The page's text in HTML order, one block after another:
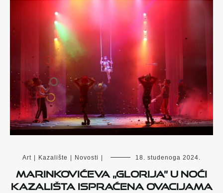
Art Kazalište Novosti 18. studenoga 2024.
Marinkovićeva „Glorija” u Noći
kazališta ispraćena ovacijama